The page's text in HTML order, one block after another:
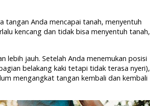
tangan Anda mencapai tanah, menyentuh
kencang dan tidak bisa menyentuh tanah,
lebih jauh. Setelah Anda menemukan posisi
belakang kaki tetapi tidak terasa nyeri),
mengangkat tangan kembali dan kembali